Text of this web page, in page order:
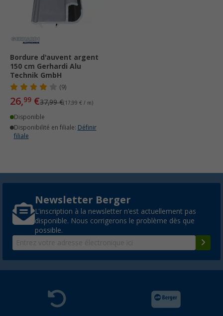
Bordure d'auvent argent
150 cm Gerhardi Alu
Technik GmbH
(9)
26,99 €37,99 €(17,99 € / m)
Disponible
Disponibilité en filiale: Définir
filiale
Newsletter Berger
L'inscription à la newsletter n'est actuellement pas
disponible. Nous corrigerons le problème dès que
possible.